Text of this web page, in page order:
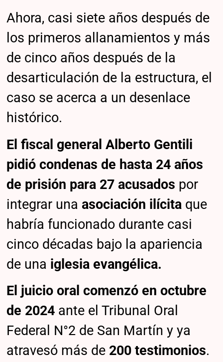
Ahora, casi siete años después de
los primeros allanamientos y más
de cinco años después de la
desarticulación de la estructura, el
caso se acerca a un desenlace
histórico.
El fiscal general Alberto Gentili
pidió condenas de hasta 24 años
de prisión para 27 acusados por
integrar una asociación ilícita que
habría funcionado durante casi
cinco décadas bajo la apariencia
de una iglesia evangélica.
El juicio oral comenzó en octubre
de 2024 ante el Tribunal Oral
Federal N°2 de San Martín y ya
atravesó más de 200 testimonios.